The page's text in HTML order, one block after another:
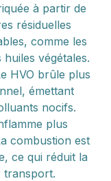
à partir de
résiduelles
comme les
végétales.
HVO brûle plus
émettant
nocifs.
plus
combustion est
ce qui réduit la
transport.